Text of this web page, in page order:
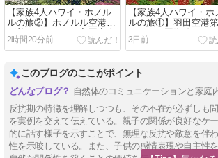
【家族4人ハワイ・ホノル
ルの旅②】ホノルル空港に
到着！ドキドキの入国審査
2時間20分前
【家族4人ハワイ・ホ
ルの旅①】羽田空港
ーミナル国際線＆ANA
ルル便の機内食と機内
3日前
このブログのここがポイント
自然体のコミュニケーションと家庭
反抗期の特徴を理解しつつも、その不在が必ずしも
を実例を交えて伝えている。親子の関係が良好なケ
的に話す様子を示すことで、無理な反抗や敵意を伴
性を示唆している。また、子供の感情表現や自主性